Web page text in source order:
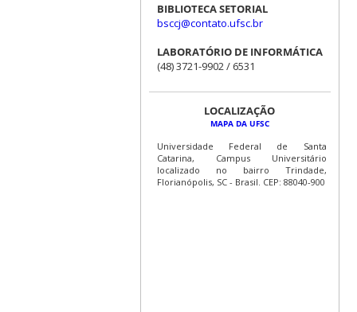
BIBLIOTECA SETORIAL
bsccj@contato.ufsc.br
LABORATÓRIO DE INFORMÁTICA
(48) 3721-9902 / 6531
LOCALIZAÇÃO
MAPA DA UFSC
Universidade Federal de Santa
Catarina, Campus Universitário
localizado no bairro Trindade,
Florianópolis, SC - Brasil. CEP: 88040-900